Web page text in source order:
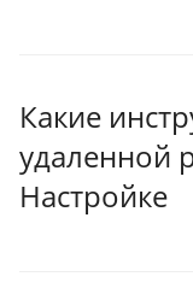
Какие
удаленной
Настройке